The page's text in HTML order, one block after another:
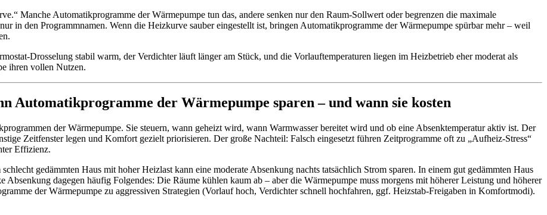
Manche Automatikprogramme der Wärmepumpe tun das, andere senken nur den Raum-Sollwert oder begrenzen die maximale
in den Programmnamen. Wenn die Heizkurve sauber eingestellt ist, bringen Automatikprogramme der Wärmepumpe spürbar mehr – weil
Drosselung stabil warm, der Verdichter läuft länger am Stück, und die Vorlauftemperaturen liegen im Heizbetrieb eher moderat als
ihren vollen Nutzen.
Automatikprogramme der Wärmepumpe sparen – und wann sie kosten
der Wärmepumpe. Sie steuern, wann geheizt wird, wann Warmwasser bereitet wird und ob eine Absenktemperatur aktiv ist. Der
Zeitfenster legen und Komfort gezielt priorisieren. Der große Nachteil: Falsch eingesetzt führen Zeitprogramme oft zu „Aufheiz-Stress“
Effizienz.
gedämmten Haus mit hoher Heizlast kann eine moderate Absenkung nachts tatsächlich Strom sparen. In einem gut gedämmten Haus
dagegen häufig Folgendes: Die Räume kühlen kaum ab – aber die Wärmepumpe muss morgens mit höherer Leistung und höherer
der Wärmepumpe zu aggressiven Strategien (Vorlauf hoch, Verdichter schnell hochfahren, ggf. Heizstab-Freigaben in Komfortmodi).